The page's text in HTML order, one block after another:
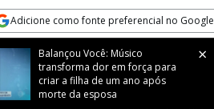
Adicione como fonte preferencial no Google
in new window
Balançou Você: Músico
transforma dor em força para
criar a filha de um ano após
morte da esposa
Velocidade
, deixou uma família em
foram abordados por